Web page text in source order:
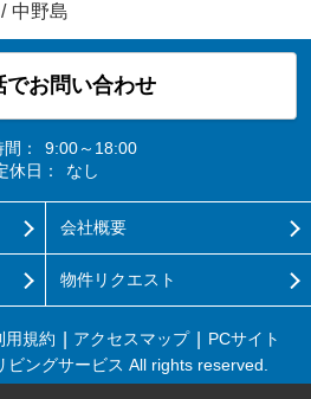
/ 中野島
でお問い合わせ
：
9:00～18:00
休日：
なし
会社概要
物件リクエスト
用規約 アクセスマップ
PCサイト
ングサービス All rights reserved.